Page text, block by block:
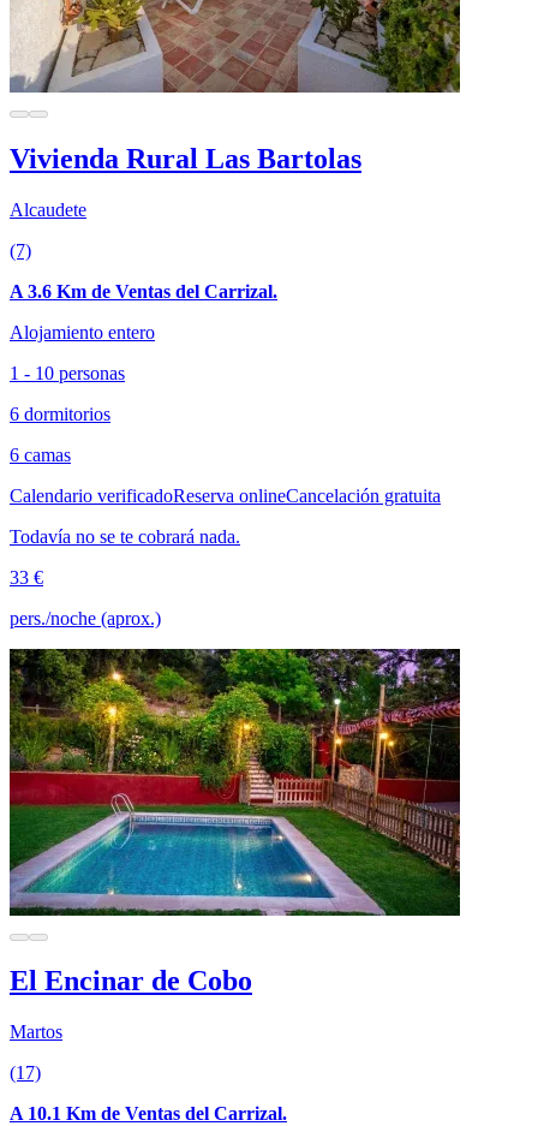
Vivienda Rural Las Bartolas
Alcaudete
(7)
A 3.6 Km de Ventas del Carrizal.
Alojamiento entero
1 - 10 personas
6 dormitorios
6 camas
Calendario verificadoReserva onlineCancelación gratuita
Todavía no se te cobrará nada.
33 €
pers./noche (aprox.)
El Encinar de Cobo
Martos
(17)
A 10.1 Km de Ventas del Carrizal.